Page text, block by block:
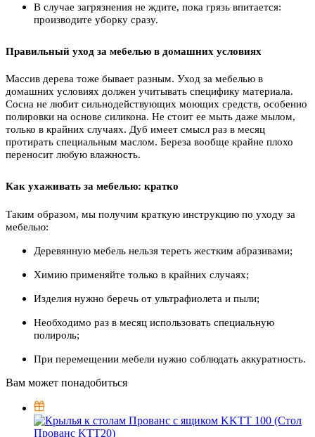
В случае загрязнения не ждите, пока грязь впитается:
производите уборку сразу.
Правильный уход за мебелью в домашних условиях
Массив дерева тоже бывает разным. Уход за мебелью в
домашних условиях должен учитывать специфику материала.
Сосна не любит сильнодействующих моющих средств, особенно
полировки на основе силикона. Не стоит ее мыть даже мылом,
только в крайних случаях. Дуб имеет смысл раз в месяц
протирать специальным маслом. Береза вообще крайне плохо
переносит любую влажность.
Как ухаживать за мебелью: кратко
Таким образом, мы получим краткую инструкцию по уходу за
мебелью:
Деревянную мебель нельзя тереть жестким абразивами;
Химию применяйте только в крайних случаях;
Изделия нужно беречь от ультрафиолета и пыли;
Необходимо раз в месяц использовать специальную
полироль;
При перемещении мебели нужно соблюдать аккуратность.
Вам может понадобиться